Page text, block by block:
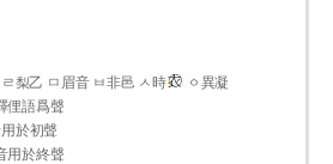
ㄹ梨乙 ㅁ眉音 ㅂ非邑 ㅅ時
ㆁ異凝
俚語爲聲
於初聲
用於終聲